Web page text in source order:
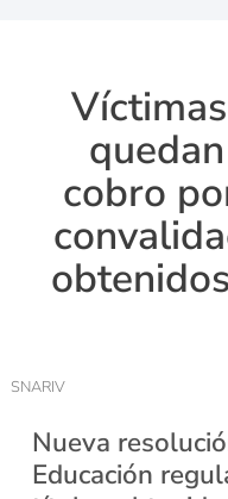
cobro
SNARIV
Nueva
Educación